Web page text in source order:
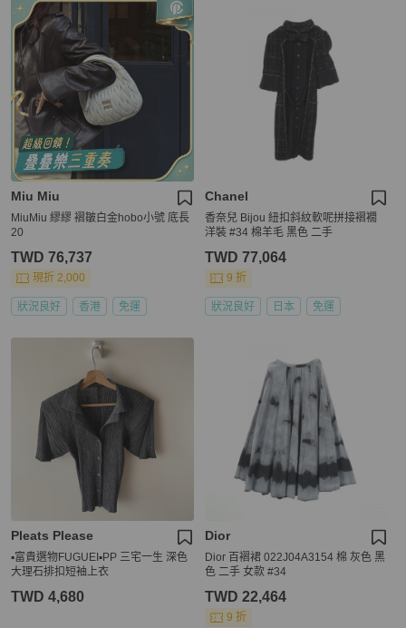
Miu Miu
MiuMiu 繆繆 褶皺白金hobo小號 底長
20
TWD 76,737
現折 2,000
狀況良好 香港 免運
Chanel
香奈兒 Bijou 紐扣斜紋軟呢拼接褶襉
洋裝 #34 棉羊毛 黑色 二手
TWD 77,064
9 折
狀況良好 日本 免運
Pleats Please
▪️富貴選物FUGUEI▪️PP 三宅一生 深色
大理石排扣短袖上衣
TWD 4,680
Dior
Dior 百褶裙 022J04A3154 棉 灰色 黑
色 二手 女款 #34
TWD 22,464
9 折